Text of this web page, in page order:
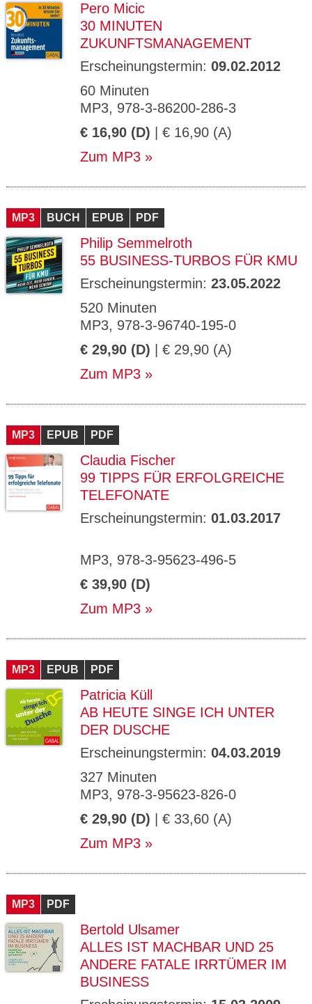
Pero Micic
30 MINUTEN
ZUKUNFTSMANAGEMENT
Erscheinungstermin: 09.02.2012
60 Minuten
MP3, 978-3-86200-286-3
€ 16,90 (D) | € 16,90 (A)
Zum MP3
MP3 BUCH EPUB PDF
Philip Semmelroth
55 BUSINESS-TURBOS FÜR KMU
Erscheinungstermin: 23.05.2022
520 Minuten
MP3, 978-3-96740-195-0
€ 29,90 (D) | € 29,90 (A)
Zum MP3
MP3 EPUB PDF
Claudia Fischer
99 TIPPS FÜR ERFOLGREICHE
TELEFONATE
Erscheinungstermin: 01.03.2017
MP3, 978-3-95623-496-5
€ 39,90 (D)
Zum MP3
MP3 EPUB PDF
Patricia Küll
AB HEUTE SINGE ICH UNTER
DER DUSCHE
Erscheinungstermin: 04.03.2019
327 Minuten
MP3, 978-3-95623-826-0
€ 29,90 (D) | € 33,60 (A)
Zum MP3
MP3 PDF
Bertold Ulsamer
ALLES IST MACHBAR UND 25
ANDERE FATALE IRRTÜMER IM
BUSINESS